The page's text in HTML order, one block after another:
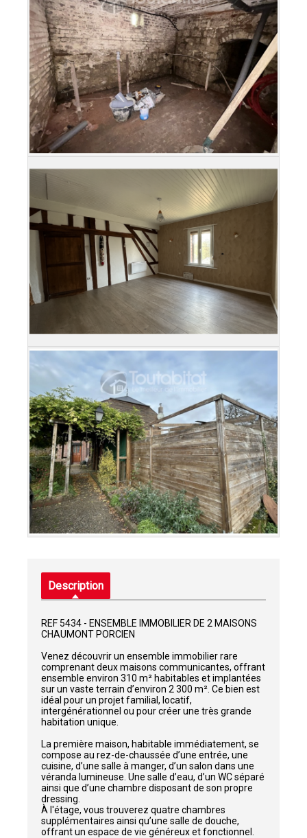
Description
REF 5434 - ENSEMBLE IMMOBILIER DE 2 MAISONS
CHAUMONT PORCIEN
Venez découvrir un ensemble immobilier rare
comprenant deux maisons communicantes, offrant
ensemble environ 310 m² habitables et implantées
sur un vaste terrain d’environ 2 300 m². Ce bien est
idéal pour un projet familial, locatif,
intergénérationnel ou pour créer une très grande
habitation unique.
La première maison, habitable immédiatement, se
compose au rez-de-chaussée d’une entrée, une
cuisine, d’une salle à manger, d’un salon dans une
véranda lumineuse. Une salle d’eau, d’un WC séparé
ainsi que d’une chambre disposant de son propre
dressing.
À l'étage, vous trouverez quatre chambres
supplémentaires ainsi qu’une salle de douche,
offrant un espace de vie généreux et fonctionnel.